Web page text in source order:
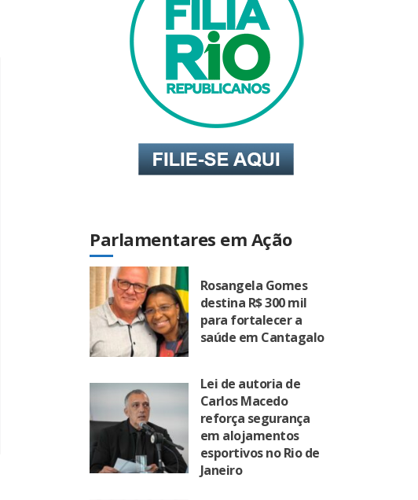
Parlamentares em Ação
Rosangela Gomes
destina R$ 300 mil
para fortalecer a
saúde em Cantagalo
Lei de autoria de
Carlos Macedo
reforça segurança
em alojamentos
esportivos no Rio de
Janeiro